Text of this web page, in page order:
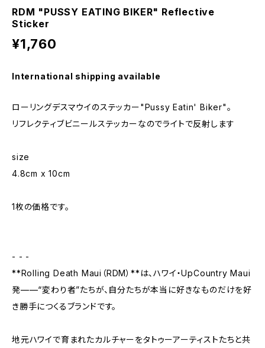
RDM "PUSSY EATING BIKER" Reflective
Sticker
¥1,760
International shipping available
ローリングデスマウイのステッカー"Pussy Eatin' Biker"。
リフレクティブビニールステッカーなのでライトで反射します
size
4.8cm x 10cm
1枚の価格です。
- - -
**Rolling Death Maui（RDM）**は、ハワイ・UpCountry Maui
発——“変わり者”たちが、自分たちが本当に好きなものだけを好
き勝手につくるブランドです。
地元ハワイで育まれたカルチャーをタトゥーアーティストたちと共